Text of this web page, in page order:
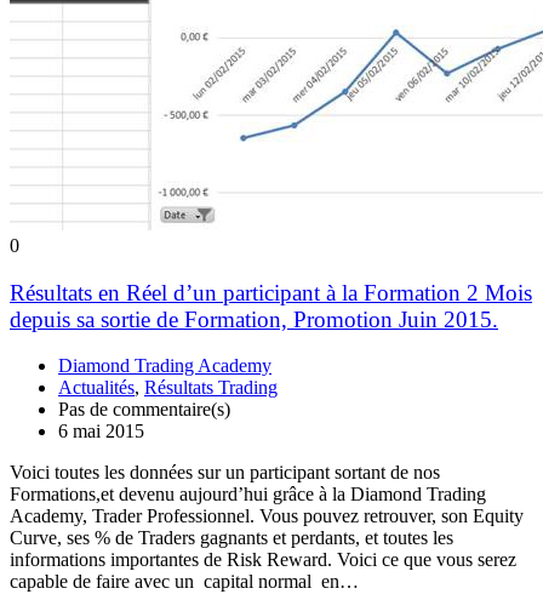
0
Résultats en Réel d’un participant à la Formation 2 Mois
depuis sa sortie de Formation, Promotion Juin 2015.
Diamond Trading Academy
Actualités, Résultats Trading
Pas de commentaire(s)
6 mai 2015
Voici toutes les données sur un participant sortant de nos
Formations,et devenu aujourd’hui grâce à la Diamond Trading
Academy, Trader Professionnel. Vous pouvez retrouver, son Equity
Curve, ses % de Traders gagnants et perdants, et toutes les
informations importantes de Risk Reward. Voici ce que vous serez
capable de faire avec un capital normal en…